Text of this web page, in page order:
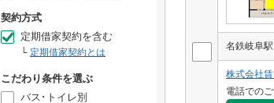
契約方式
定期借家契約を含む
定期借家契約とは
こだわり条件を選ぶ
バス･トイレ別
名鉄岐阜
株式会社
電話での